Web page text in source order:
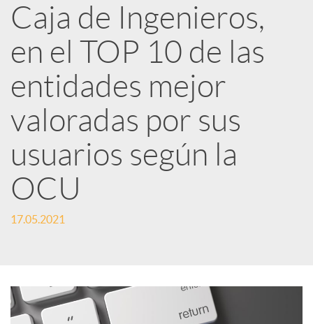
b
l
i
c
a
o
Caja de Ingenieros,
en el TOP 10 de las
entidades mejor
valoradas por sus
usuarios según la
OCU
17.05.2021